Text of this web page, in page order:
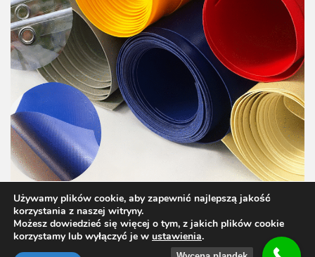
Używamy plików cookie, aby zapewnić najlepszą jakość
korzystania z naszej witryny.
Możesz dowiedzieć się więcej o tym, z jakich plików cookie
korzystamy lub wyłączyć je w ustawienia.